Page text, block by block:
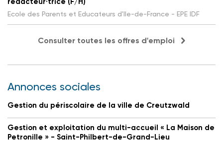
Ecole des Parents et Educateurs d'Ile-de-France - EPE IDF
Consulter toutes les offres d'emploi
Annonces sociales
Gestion du périscolaire de la ville de Creutzwald
Gestion et exploitation du multi-accueil « La Maison de
Petronille » - Saint-Philbert-de-Grand-Lieu